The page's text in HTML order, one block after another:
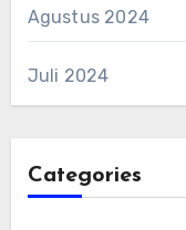
Agustus 2024
Juli 2024
Categories